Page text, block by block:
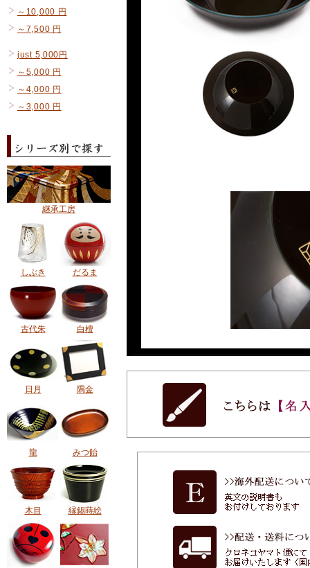
～10,000 円
～7,500 円
just 5,000円
～5,000 円
～4,000 円
～3,000 円
継承工房
しぶき だるま
古代朱 白檀
日月 隅金
龍 みつ飴
木目 縁錫蒔絵